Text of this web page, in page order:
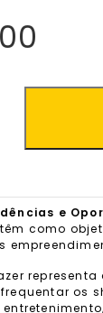
e
têm como
os